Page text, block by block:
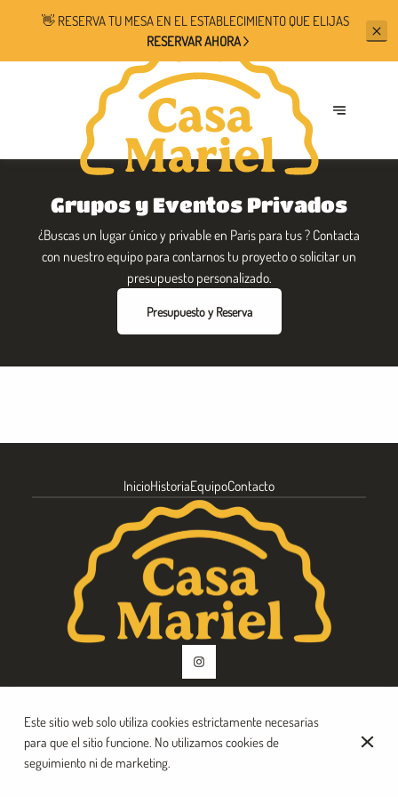
👋 RESERVA TU MESA EN EL ESTABLECIMIENTO QUE ELIJAS
RESERVAR AHORA
Grupos y Eventos Privados
¿Buscas un lugar único y privable en Paris para tus ? Contacta
con nuestro equipo para contarnos tu proyecto o solicitar un
presupuesto personalizado.
Presupuesto y Reserva
InicioHistoriaEquipoContacto
© Casa Mariel 2026
Aviso legalProtección de DatosConfiguración de cookies
Creado por CentralApp
Este sitio web solo utiliza cookies estrictamente necesarias
para que el sitio funcione. No utilizamos cookies de
seguimiento ni de marketing.